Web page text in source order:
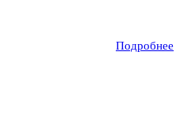
Подробнее